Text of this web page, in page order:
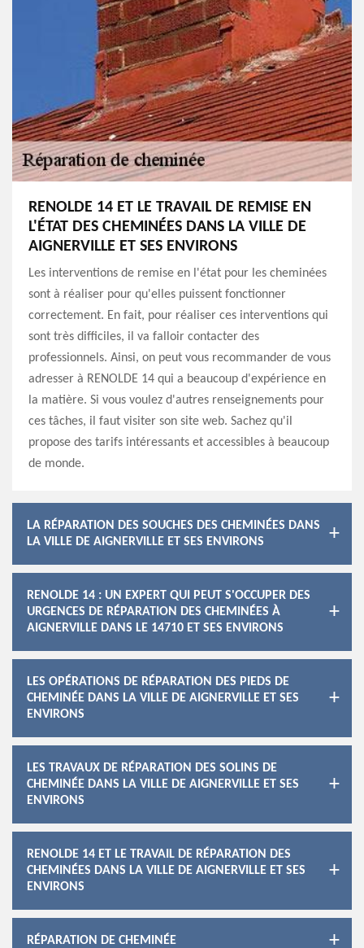
RENOLDE 14 ET LE TRAVAIL DE REMISE EN
L'ÉTAT DES CHEMINÉES DANS LA VILLE DE
AIGNERVILLE ET SES ENVIRONS
Les interventions de remise en l'état pour les cheminées
sont à réaliser pour qu'elles puissent fonctionner
correctement. En fait, pour réaliser ces interventions qui
sont très difficiles, il va falloir contacter des
professionnels. Ainsi, on peut vous recommander de vous
adresser à RENOLDE 14 qui a beaucoup d'expérience en
la matière. Si vous voulez d'autres renseignements pour
ces tâches, il faut visiter son site web. Sachez qu'il
propose des tarifs intéressants et accessibles à beaucoup
de monde.
LA RÉPARATION DES SOUCHES DES CHEMINÉES DANS
LA VILLE DE AIGNERVILLE ET SES ENVIRONS
RENOLDE 14 : UN EXPERT QUI PEUT S'OCCUPER DES
URGENCES DE RÉPARATION DES CHEMINÉES À
AIGNERVILLE DANS LE 14710 ET SES ENVIRONS
LES OPÉRATIONS DE RÉPARATION DES PIEDS DE
CHEMINÉE DANS LA VILLE DE AIGNERVILLE ET SES
ENVIRONS
LES TRAVAUX DE RÉPARATION DES SOLINS DE
CHEMINÉE DANS LA VILLE DE AIGNERVILLE ET SES
ENVIRONS
RENOLDE 14 ET LE TRAVAIL DE RÉPARATION DES
CHEMINÉES DANS LA VILLE DE AIGNERVILLE ET SES
ENVIRONS
RÉPARATION DE CHEMINÉE